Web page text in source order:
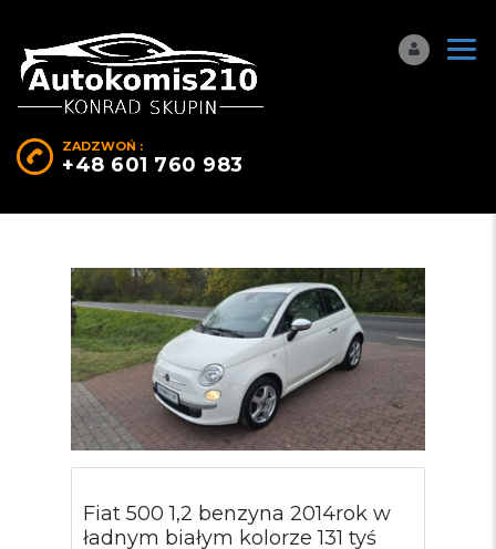
ZADZWOŃ :
+48 601 760 983
Fiat 500 1,2 benzyna 2014rok w
ładnym białym kolorze 131 tyś